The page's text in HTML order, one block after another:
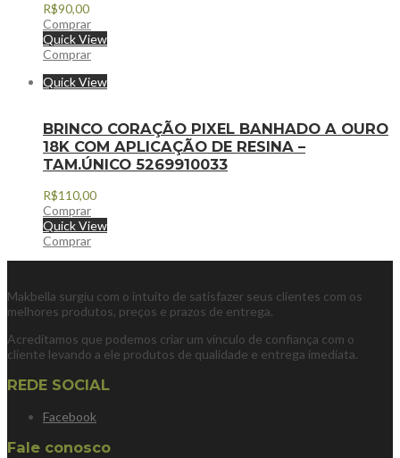
R$90,00
Comprar
Quick View
Comprar
Quick View
BRINCO CORAÇÃO PIXEL BANHADO A OURO
18K COM APLICAÇÃO DE RESINA –
TAM.ÚNICO 5269910033
R$110,00
Comprar
Quick View
Comprar
Makbella surgiu com o intuito de satisfazer seus clientes com os
melhores produtos, preços e prazos de entrega.
Acreditamos que podemos criar um vínculo de confiança com o
cliente levando a ele produtos de qualidade e entrega imediata.
REDE SOCIAL
Facebook
Fale conosco